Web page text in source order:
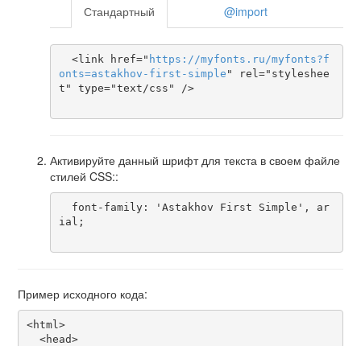
Стандартный @import
  <link href="
https ://myfonts . ru/myfonts?f
onts=astakhov-first-simple " rel="styleshee
t" type="text/css" />
Активируйте данный шрифт для текста в своем файле
стилей CSS::
ial;
Пример исходного кода:
<html>